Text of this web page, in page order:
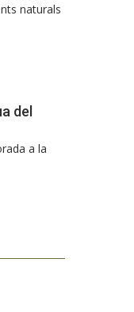
naturals
del
a la